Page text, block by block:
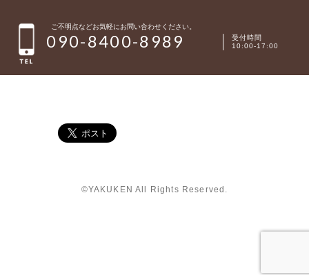
ご不明点などお気軽にお問い合わせください。
090-8400-8989
受付時間
10:00-17:00
©YAKUKEN All Rights Reserved.